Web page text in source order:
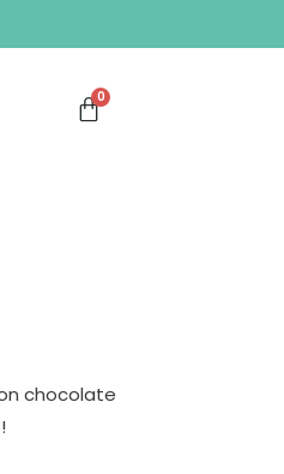
chocolate